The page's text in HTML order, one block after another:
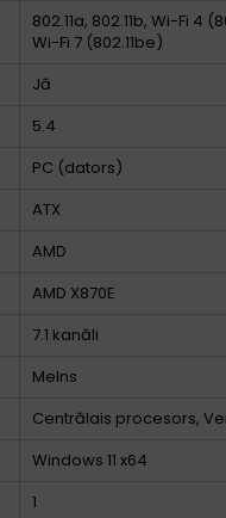
802.11a, 802.11b, Wi-Fi 4
Wi-Fi 7 (802.11be)
Jā
5.4
PC (dators)
ATX
AMD
AMD X870E
7.1 kanāli
Melns
Centrālais procesors,
Windows 11 x64
1